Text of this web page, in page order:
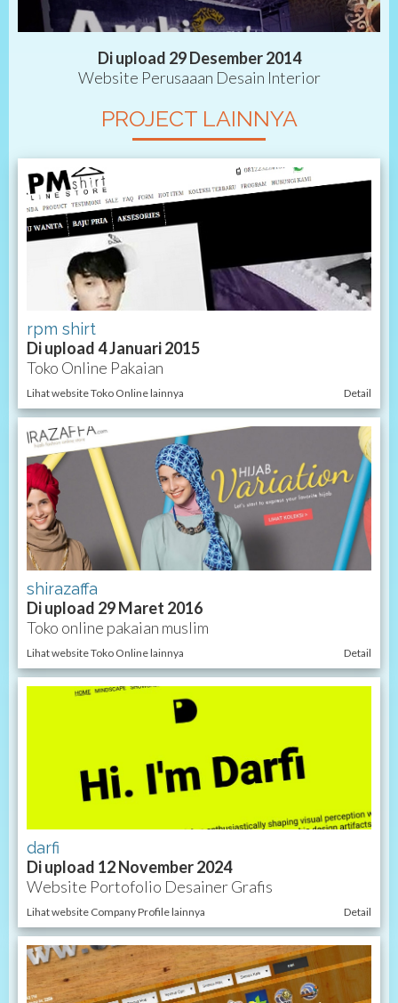
Di upload 29 Desember 2014
Website Perusaaan Desain Interior
PROJECT LAINNYA
rpm shirt
Di upload 4 Januari 2015
Toko Online Pakaian
Lihat website Toko Online lainnya Detail
shirazaffa
Di upload 29 Maret 2016
Toko online pakaian muslim
Lihat website Toko Online lainnya Detail
darfi
Di upload 12 November 2024
Website Portofolio Desainer Grafis
Lihat website Company Profile lainnya Detail